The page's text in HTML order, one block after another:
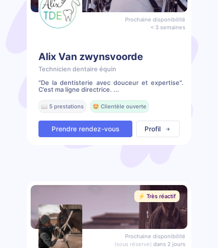
Prochaine disponibilité
< 3 semaines
Alix Van zwynsvoorde
Technicien dentaire équin
"De la dentisterie avec douceur et expertise".
C’est ma ligne directrice. ...
📖 5 prestations 🤩 Clientèle ouverte
Prendre rendez-vous Profil
⚡️ Très réactif
Prochaine disponibilité
(sous réserve) dans 2 jours